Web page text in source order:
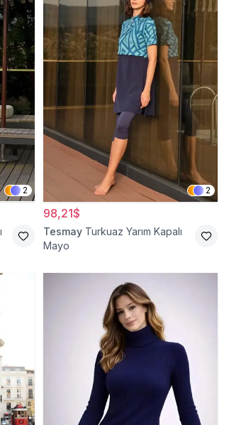
2 2
98,21$
Tesmay Turkuaz Yarım Kapalı
Mayo